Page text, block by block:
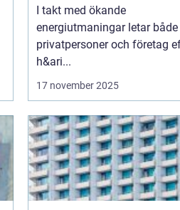
I takt med ökande
energiutmaningar letar både
privatpersoner och företag
h&ari...
17 november 2025